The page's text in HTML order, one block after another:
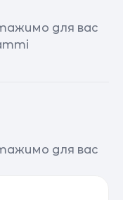
для вас
для вас